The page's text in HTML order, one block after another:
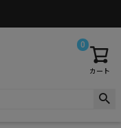
カート
0